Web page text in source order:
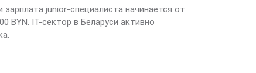
junior-специалиста начинается от
BYN. IT-сектор в Беларуси активно